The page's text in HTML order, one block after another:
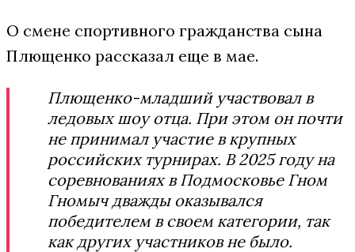
О смене спортивного гражданства сына
Плющенко рассказал еще в мае.
Плющенко-младший участвовал в
ледовых шоу отца. При этом он почти
не принимал участие в крупных
российских турнирах. В 2025 году на
соревнованиях в Подмосковье Гном
Гномыч дважды оказывался
победителем в своем категории, так
как других участников не было.